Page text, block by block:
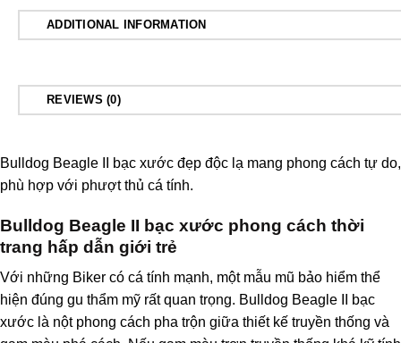
ADDITIONAL INFORMATION
REVIEWS (0)
Bulldog Beagle II bạc xước đẹp độc lạ mang phong cách tự do,
phù hợp với phượt thủ cá tính.
Bulldog Beagle II bạc xước phong cách thời
trang hấp dẫn giới trẻ
Với những Biker có cá tính mạnh, một mẫu mũ bảo hiểm thể
hiện đúng gu thẩm mỹ rất quan trọng. Bulldog Beagle II bạc
xước là nột phong cách pha trộn giữa thiết kế truyền thống và